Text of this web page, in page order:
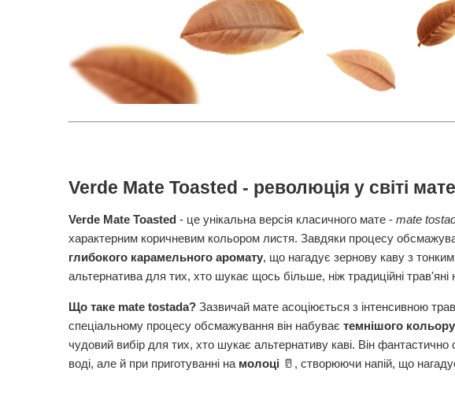
Verde Mate Toasted - революція у світі
Verde Mate Toasted - це унікальна версія класичного мате - mate
характерним коричневим кольором листя. Завдяки процесу
глибокого карамельного аромату, що нагадує зернову каву з
альтернатива для тих, хто шукає щось більше, ніж традиційні трав'яні
Що таке mate tostada? Зазвичай мате асоціюється з інтенсивною
спеціальному процесу обсмажування він набуває темнішого кольору
чудовий вибір для тих, хто шукає альтернативу каві. Він фантастично
воді, але й при приготуванні на молоці 🥛, створюючи напій, що